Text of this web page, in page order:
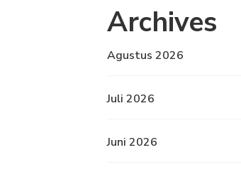
Archives
Agustus 2026
Juli 2026
Juni 2026